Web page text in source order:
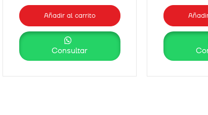
Añadir al carrito
Consultar